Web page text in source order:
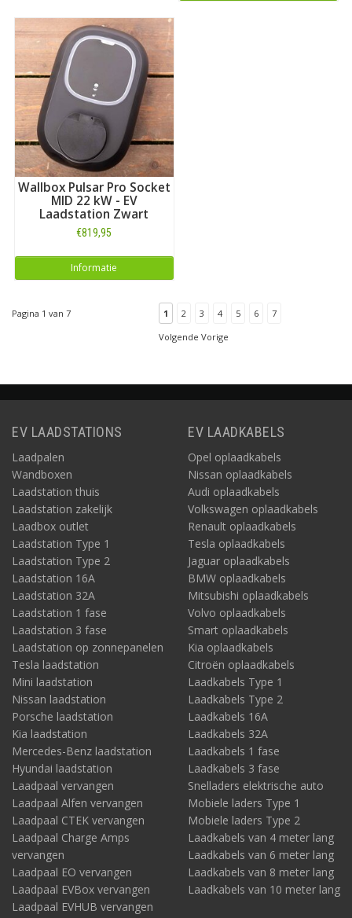
Wallbox Pulsar Pro Socket
MID 22 kW - EV
Laadstation Zwart
€819,95
Informatie
Pagina 1 van 7 1 2 3 4 5 6
7
Volgende Vorige
EV LAADSTATIONS
Laadpalen
Wandboxen
Laadstation thuis
Laadstation zakelijk
Laadbox outlet
Laadstation Type 1
Laadstation Type 2
Laadstation 16A
Laadstation 32A
Laadstation 1 fase
Laadstation 3 fase
Laadstation op zonnepanelen
Tesla laadstation
Mini laadstation
Nissan laadstation
Porsche laadstation
Kia laadstation
Mercedes-Benz laadstation
Hyundai laadstation
Laadpaal vervangen
Laadpaal Alfen vervangen
Laadpaal CTEK vervangen
Laadpaal Charge Amps
vervangen
Laadpaal EO vervangen
Laadpaal EVBox vervangen
Laadpaal EVHUB vervangen
EV LAADKABELS
Opel oplaadkabels
Nissan oplaadkabels
Audi oplaadkabels
Volkswagen oplaadkabels
Renault oplaadkabels
Tesla oplaadkabels
Jaguar oplaadkabels
BMW oplaadkabels
Mitsubishi oplaadkabels
Volvo oplaadkabels
Smart oplaadkabels
Kia oplaadkabels
Citroën oplaadkabels
Laadkabels Type 1
Laadkabels Type 2
Laadkabels 16A
Laadkabels 32A
Laadkabels 1 fase
Laadkabels 3 fase
Snelladers elektrische auto
Mobiele laders Type 1
Mobiele laders Type 2
Laadkabels van 4 meter lang
Laadkabels van 6 meter lang
Laadkabels van 8 meter lang
Laadkabels van 10 meter lang